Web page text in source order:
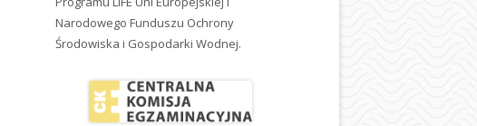
Narodowego Funduszu Ochrony
Środowiska i Gospodarki Wodnej.